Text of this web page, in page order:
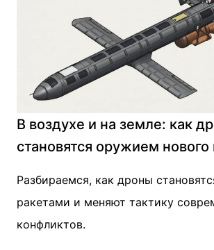
В воздухе и на земле: как
становятся оружием
Разбираемся, как дроны
ракетами и меняют тактику
конфликтов.